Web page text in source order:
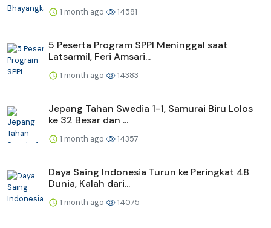
1 month ago 14581
5 Peserta Program SPPI Meninggal saat
Latsarmil, Feri Amsari...
1 month ago 14383
Jepang Tahan Swedia 1-1, Samurai Biru Lolos
ke 32 Besar dan ...
1 month ago 14357
Daya Saing Indonesia Turun ke Peringkat 48
Dunia, Kalah dari...
1 month ago 14075